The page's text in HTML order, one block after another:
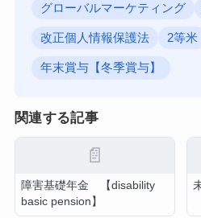
グローバルマーケティング
改正個人情報保護法 2等米
年末賞与【冬季賞与】
関連する記事
📄
障害基礎年金 【disability
basic pension】